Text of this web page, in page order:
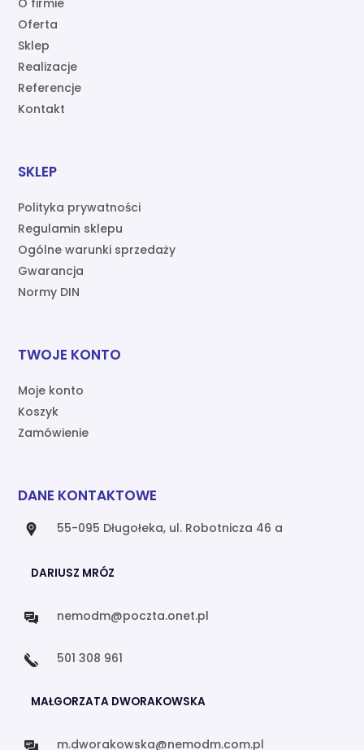
Oferta
Sklep
Realizacje
Referencje
Kontakt
SKLEP
Polityka prywatności
Regulamin sklepu
Ogólne warunki sprzedaży
Gwarancja
Normy DIN
TWOJE KONTO
Moje konto
Koszyk
Zamówienie
DANE KONTAKTOWE
55-095 Długołeka, ul. Robotnicza 46 a
DARIUSZ MRÓZ
nemodm@poczta.onet.pl
501 308 961
MAŁGORZATA DWORAKOWSKA
m.dworakowska@nemodm.com.pl